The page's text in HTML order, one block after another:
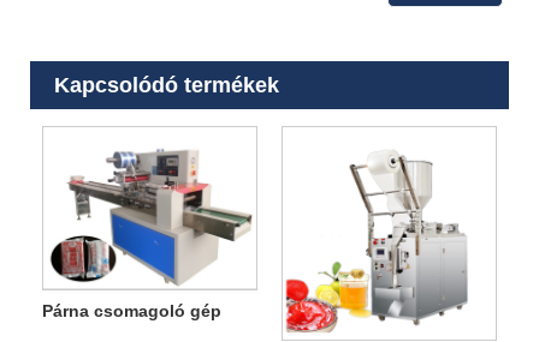
Kapcsolódó termékek
Párna csomagoló gép